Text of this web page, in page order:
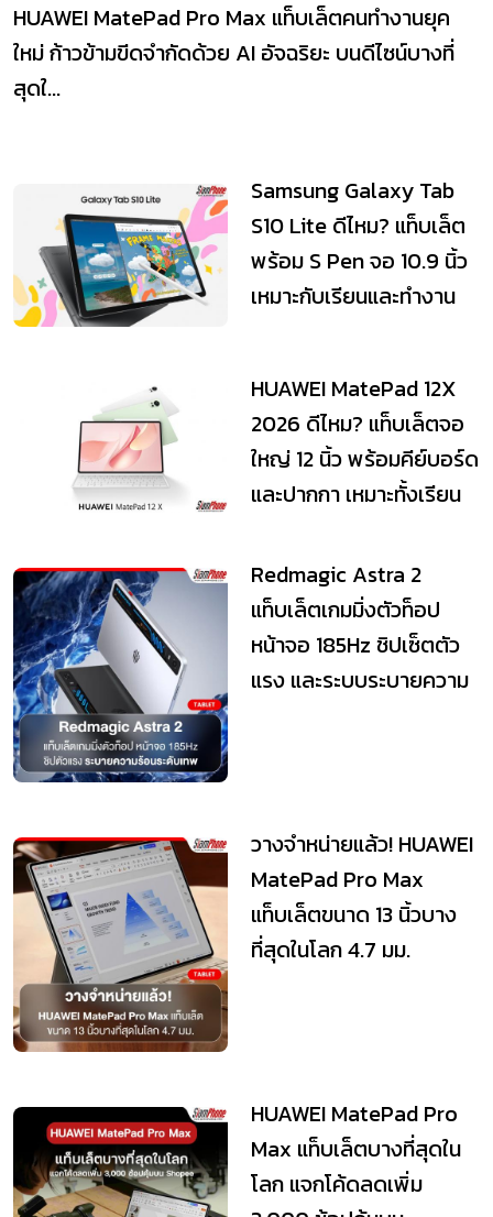
HUAWEI MatePad Pro Max แท็บเล็ตคนทำงานยุค
ใหม่ ก้าวข้ามขีดจำกัดด้วย AI อัจฉริยะ บนดีไซน์บางที่
สุดใ...
Samsung Galaxy Tab
S10 Lite ดีไหม? แท็บเล็ต
พร้อม S Pen จอ 10.9 นิ้ว
เหมาะกับเรียนและทำงาน
HUAWEI MatePad 12X
2026 ดีไหม? แท็บเล็ตจอ
ใหญ่ 12 นิ้ว พร้อมคีย์บอร์ด
และปากกา เหมาะทั้งเรียน
Redmagic Astra 2
แท็บเล็ตเกมมิ่งตัวท็อป
หน้าจอ 185Hz ชิปเซ็ตตัว
แรง และระบบระบายความ
วางจำหน่ายแล้ว! HUAWEI
MatePad Pro Max
แท็บเล็ตขนาด 13 นิ้วบาง
ที่สุดในโลก 4.7 มม.
HUAWEI MatePad Pro
Max แท็บเล็ตบางที่สุดใน
โลก แจกโค้ดลดเพิ่ม